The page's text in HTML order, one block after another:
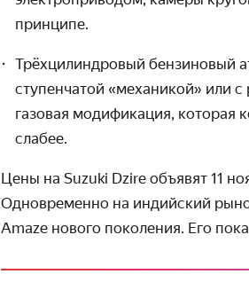
принципе.
Трёхцилиндровый бензиновый
ступенчатой «механикой» или
газовая модификация, которая
слабее.
Цены на Suzuki Dzire объявят 11
Одновременно на индийский
Amaze нового поколения. Его